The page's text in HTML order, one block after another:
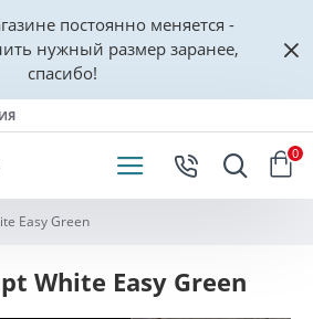
постоянно меняется -
нужный размер заранее,
спасибо!
0
Easy Green
White Easy Green